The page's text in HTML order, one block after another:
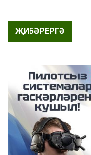
ҖИБӘРЕРГӘ